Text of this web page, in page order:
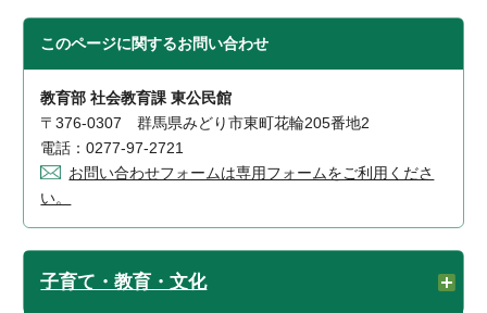
このページに関するお問い合わせ
教育部 社会教育課 東公民館
〒376-0307 群馬県みどり市東町花輪205番地2
電話：0277-97-2721
お問い合わせフォームは専用フォームをご利用くださ
い。
子育て・教育・文化